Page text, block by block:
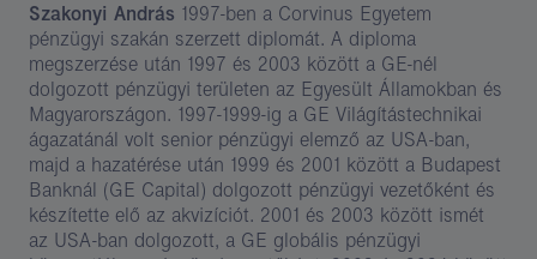
Szakonyi András 1997-ben a Corvinus Egyetem
pénzügyi szakán szerzett diplomát. A diploma
megszerzése után 1997 és 2003 között a GE-nél
dolgozott pénzügyi területen az Egyesült Államokban és
Magyarországon. 1997-1999-ig a GE Világítástechnikai
ágazatánál volt senior pénzügyi elemző az USA-ban,
majd a hazatérése után 1999 és 2001 között a Budapest
Banknál (GE Capital) dolgozott pénzügyi vezetőként és
készítette elő az akvizíciót. 2001 és 2003 között ismét
az USA-ban dolgozott, a GE globális pénzügyi